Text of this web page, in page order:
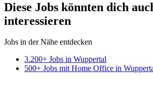
Diese Jobs könnten dich
interessieren
Jobs in der Nähe entdecken
3.200+ Jobs in Wuppertal
500+ Jobs mit Home Office in